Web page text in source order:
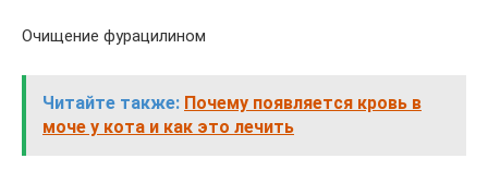
Очищение фурацилином
Читайте также: Почему появляется кровь в
моче у кота и как это лечить